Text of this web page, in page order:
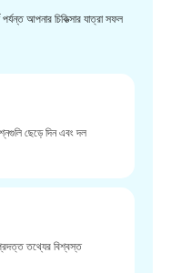
আপনার চিকিত্সার যাত্রা সফল
ছেড়ে দিন এবং দল
তথ্যের বিশ্বস্ত